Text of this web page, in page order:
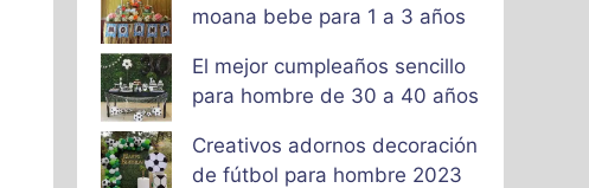
moana bebe para 1 a 3 años
El mejor cumpleaños sencillo
para hombre de 30 a 40 años
Creativos adornos decoración
de fútbol para hombre 2023